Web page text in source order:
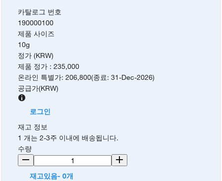
카탈로그 번호
190000100
제품 사이즈
10g
정가 (KRW)
제품 정가 :235,000
온라인 특별가:206,800(종료:31-Dec-2026)
공급가(KRW)
로그인
재고 정보
1 개는 2-3주 이내에 배송됩니다.
수량
재고있음- 0개